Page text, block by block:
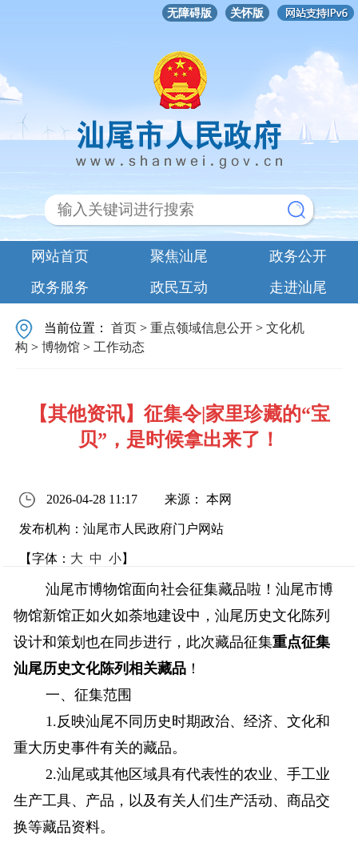
无障碍版 关怀版
网站首页 聚焦汕尾
政务公开
政务服务
政民互动 走进汕尾
当前位置：首页 >重点领域信息公开 >文化机
构 >博物馆 > 工作动态
【其他资讯】征集令|家里珍藏的“宝
贝”，是时候拿出来了！
2026-04-28 11:17 来源： 本网
发布机构：汕尾市人民政府门户网站
【字体： 大 中 小】
汕尾市博物馆面向社会征集藏品啦！汕尾市博
物馆新馆正如火如荼地建设中，汕尾历史文化陈列
设计和策划也在同步进行，此次藏品征集重点征集
汕尾历史文化陈列相关藏品 ！
一、征集范围
1.反映汕尾不同历史时期政治、经济、文化和
重大历史事件有关的藏品。
2.汕尾或其他区域具有代表性的农业、手工业
生产工具、产品，以及有关人们生产活动、商品交
换等藏品资料。